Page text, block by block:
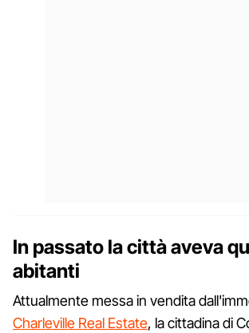
In passato la città aveva
abitanti
Attualmente messa in vendita
Charleville Real Estate, la cittadina di